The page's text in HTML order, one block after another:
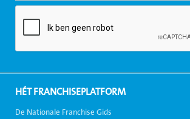
HÉT FRANCHISEPLATFORM
De Nationale Franchise Gids